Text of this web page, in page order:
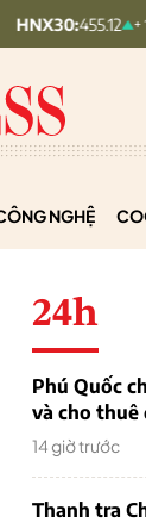
+ 1.63 (+0.36%)
NGHỆ
24h
Phú Quốc
và cho thuê
14 giờ trước
Thanh tra